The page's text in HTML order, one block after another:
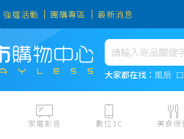
強檔活動 團購專區 最新消息
大家都在找： 風扇
熱門搜尋
風扇
口罩
家電影音 數位3C 美食保